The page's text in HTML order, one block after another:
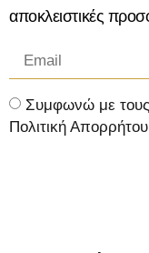
αποκλειστικές
Συμφωνώ με τους
Πολιτική Απορρήτου